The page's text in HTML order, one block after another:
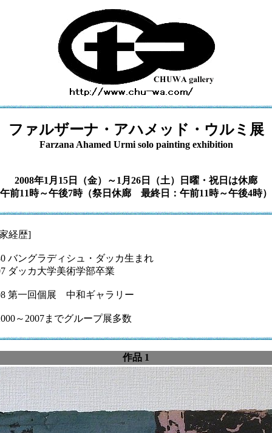
ファルザーナ・アハメッド・ウルミ展
Farzana Ahamed Urmi solo painting exhibition
2008年1月15日（金）～1月26日（土）日曜・祝日は休廊
午前11時～午後7時（祭日休廊 最終日：午前11時～午後4時）
経歴]
バングラディシュ・ダッカ生まれ
ダッカ大学美術学部卒業
第一回個展 中和ギャラリー
～2007までグループ展多数
作品 1